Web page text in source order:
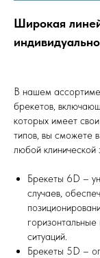
Широкая
В нашем
брекетов,
которых имеет
типов, вы сможете
любой клинической
Брекеты 6D –
случаев,
ситуаций.
Брекеты 5D –